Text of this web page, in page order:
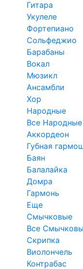
Гитара
Укулеле
Фортепиано
Сольфеджио
Барабаны
Вокал
Мюзикл
Ансамбли
Хор
Народные
Все Народные
Аккордеон
Губная
Баян
Балалайка
Домра
Гармонь
Еще
Смычковые
Все
Скрипка
Виолончель
Контрабас